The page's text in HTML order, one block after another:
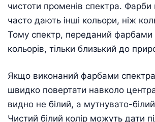
чистоти променів спектра. Фарби
часто дають інші кольори, ніж
Тому спектр, переданий фарбами
кольорів, тільки близький до
Якщо виконаний фарбами
швидко повертати навколо
видно не білий, а мутнувато-білий
Чистий білий колір можуть дати